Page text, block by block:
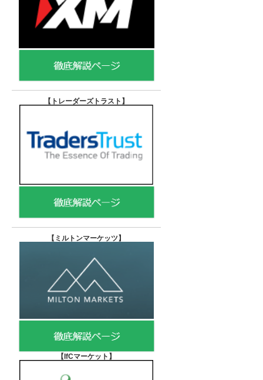
【トレーダーズトラスト 】
【 ミルトンマーケッツ】
【IfCマーケット 】